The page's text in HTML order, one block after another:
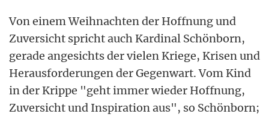
Von einem Weihnachten der Hoffnung und
Zuversicht spricht auch Kardinal Schönborn,
gerade angesichts der vielen Kriege, Krisen und
Herausforderungen der Gegenwart. Vom Kind
in der Krippe "geht immer wieder Hoffnung,
Zuversicht und Inspiration aus", so Schönborn;